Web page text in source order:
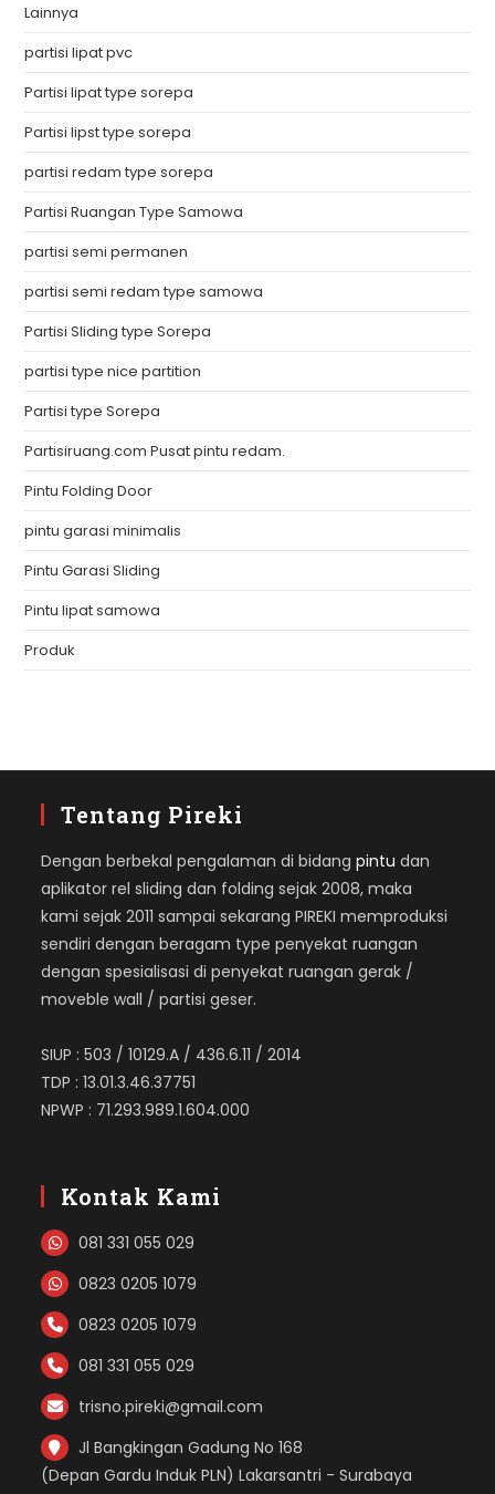
Lainnya
partisi lipat pvc
Partisi lipat type sorepa
Partisi lipst type sorepa
partisi redam type sorepa
Partisi Ruangan Type Samowa
partisi semi permanen
partisi semi redam type samowa
Partisi Sliding type Sorepa
partisi type nice partition
Partisi type Sorepa
Partisiruang.com Pusat pintu redam.
Pintu Folding Door
pintu garasi minimalis
Pintu Garasi Sliding
Pintu lipat samowa
Produk
Tentang Pireki
Dengan berbekal pengalaman di bidangpintu dan
aplikator rel sliding dan folding sejak 2008, maka
kami sejak 2011 sampai sekarang PIREKI memproduksi
sendiri dengan beragam type penyekat ruangan
dengan spesialisasi di penyekat ruangan gerak /
moveble wall / partisi geser.
SIUP : 503 / 10129.A / 436.6.11 / 2014
TDP : 13.01.3.46.37751
NPWP : 71.293.989.1.604.000
Kontak Kami
081 331 055 029
0823 0205 1079
0823 0205 1079
081 331 055 029
trisno.pireki@gmail.com
Jl Bangkingan Gadung No 168
(Depan Gardu Induk PLN) Lakarsantri - Surabaya